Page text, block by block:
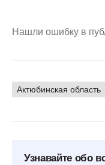
Нашли ошибку в
Актюбинская область
Узнавайте обо